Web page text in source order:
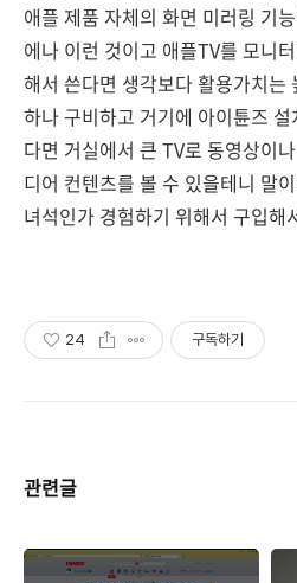
애플 제품 자체의 화면 미러링 기
에나 이런 것이고 애플TV를 모니
해서 쓴다면 생각보다 활용가치는
하나 구비하고 거기에 아이튠즈
다면 거실에서 큰 TV로 동영상이
디어 컨텐츠를 볼 수 있을테니 말
녀석인가 경험하기 위해서 구입해
24 구독하기
관련글